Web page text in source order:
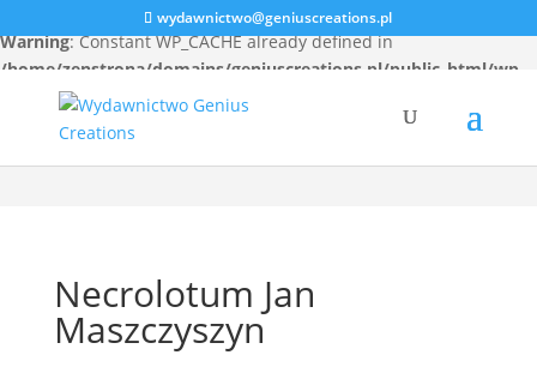
Warning: Constant WP_CACHE already defined in
/home/zenstrona/domains/geniuscreations.pl/public_html/wp-
config.phpon line94
wydawnictwo@geniuscreations.pl
Necrolotum Jan
Maszczyszyn